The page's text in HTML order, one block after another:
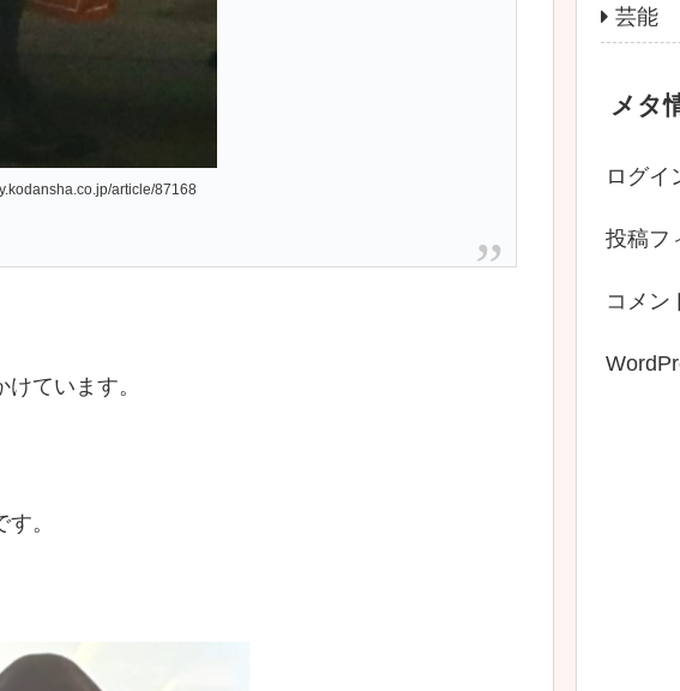
article/87168
ています。
。
芸能
メタ
ログイ
投稿フ
コメン